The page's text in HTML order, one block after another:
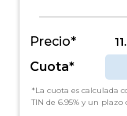
Precio*
Cuota*
*La cuota es calculada
TIN de 6.95% y un plazo